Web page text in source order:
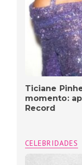
Ticiane
momento:
Record
CELEBRIDADES